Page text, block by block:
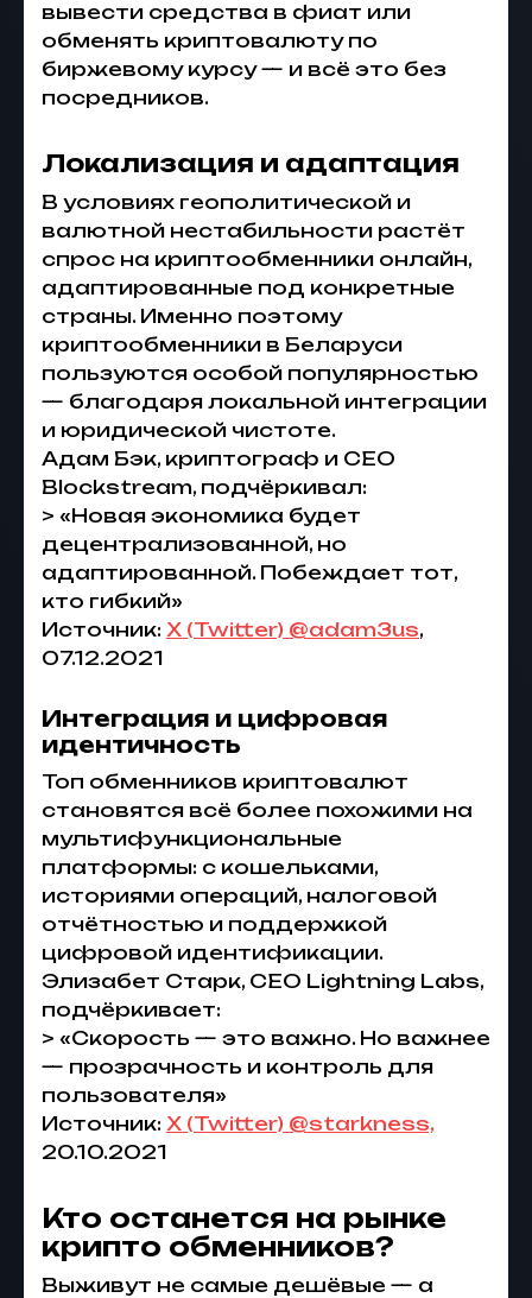
вывести средства в фиат или
обменять криптовалюту по
биржевому курсу — и всё это без
посредников.
Локализация и адаптация
В условиях геополитической и
валютной нестабильности растёт
спрос на криптообменники онлайн,
адаптированные под конкретные
страны. Именно поэтому
криптообменники в Беларуси
пользуются особой популярностью
— благодаря локальной интеграции
и юридической чистоте.
Адам Бэк, криптограф и CEO
Blockstream, подчёркивал:
> «Новая экономика будет
децентрализованной, но
адаптированной. Побеждает тот,
кто гибкий»
Источник: X (Twitter) @adam3us,
07.12.2021
Интеграция и цифровая
идентичность
Топ обменников криптовалют
становятся всё более похожими на
мультифункциональные
платформы: с кошельками,
историями операций, налоговой
отчётностью и поддержкой
цифровой идентификации.
Элизабет Старк, CEO Lightning Labs,
подчёркивает:
> «Скорость — это важно. Но важнее
— прозрачность и контроль для
пользователя»
Источник: X (Twitter) @starkness,
20.10.2021
Кто останется на рынке
крипто обменников?
Выживут не самые дешёвые — а